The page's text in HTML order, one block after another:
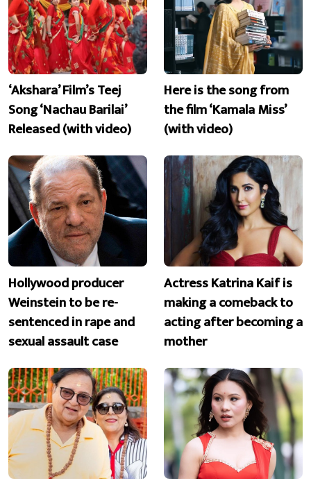
‘Akshara’ Film’s Teej
Song ‘Nachau Barilai’
Released (with video)
Here is the song from
the film ‘Kamala Miss’
(with video)
Hollywood producer
Weinstein to be re-
sentenced in rape and
sexual assault case
Actress Katrina Kaif is
making a comeback to
acting after becoming a
mother